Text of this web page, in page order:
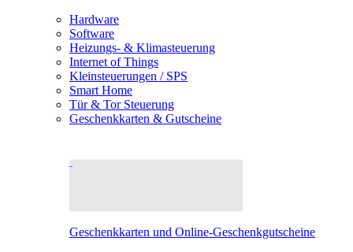
Hardware
Software
Heizungs- & Klimasteuerung
Internet of Things
Kleinsteuerungen / SPS
Smart Home
Tür & Tor Steuerung
Geschenkkarten & Gutscheine
Geschenkkarten und Online-Geschenkgutscheine